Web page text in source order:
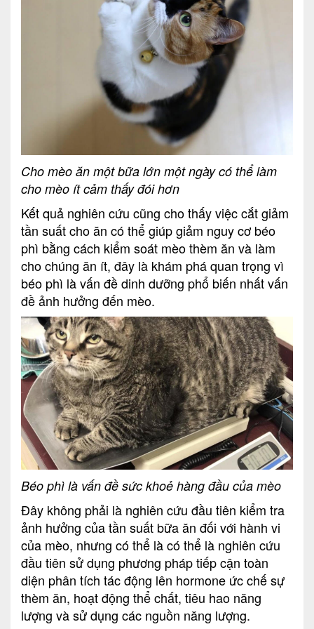
Cho mèo ăn một bữa lớn một ngày có thể làm
cho mèo ít cảm thấy đói hơn
Kết quả nghiên cứu cũng cho thấy việc cắt giảm
tần suất cho ăn có thể giúp giảm nguy cơ béo
phì bằng cách kiểm soát mèo thèm ăn và làm
cho chúng ăn ít, đây là khám phá quan trọng vì
béo phì là vấn đề dinh dưỡng phổ biến nhất vấn
đề ảnh hưởng đến mèo.
Béo phì là vấn đề sức khoẻ hàng đầu của mèo
Đây không phải là nghiên cứu đầu tiên kiểm tra
ảnh hưởng của tần suất bữa ăn đối với hành vi
của mèo, nhưng có thể là có thể là nghiên cứu
đầu tiên sử dụng phương pháp tiếp cận toàn
diện phân tích tác động lên hormone ức chế sự
thèm ăn, hoạt động thể chất, tiêu hao năng
lượng và sử dụng các nguồn năng lượng.